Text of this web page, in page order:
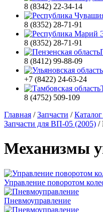
8 (8342) 22-34-14
8 (8352) 28-71-91
8 (8352) 28-71-91
8 (8412) 99-88-09
+7 (8422) 24-63-24
8 (4752) 509-109
Главная /Запчасти /
Запчасти для ВП-05 (2005) /
Механизмы
Управление поворотом
Пневмоуправление